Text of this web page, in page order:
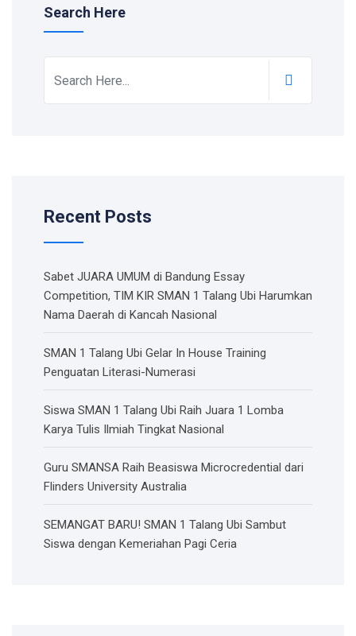
Search Here
Recent Posts
Sabet JUARA UMUM di Bandung Essay
Competition, TIM KIR SMAN 1 Talang Ubi Harumkan
Nama Daerah di Kancah Nasional
SMAN 1 Talang Ubi Gelar In House Training
Penguatan Literasi-Numerasi
Siswa SMAN 1 Talang Ubi Raih Juara 1 Lomba
Karya Tulis Ilmiah Tingkat Nasional
Guru SMANSA Raih Beasiswa Microcredential dari
Flinders University Australia
SEMANGAT BARU! SMAN 1 Talang Ubi Sambut
Siswa dengan Kemeriahan Pagi Ceria